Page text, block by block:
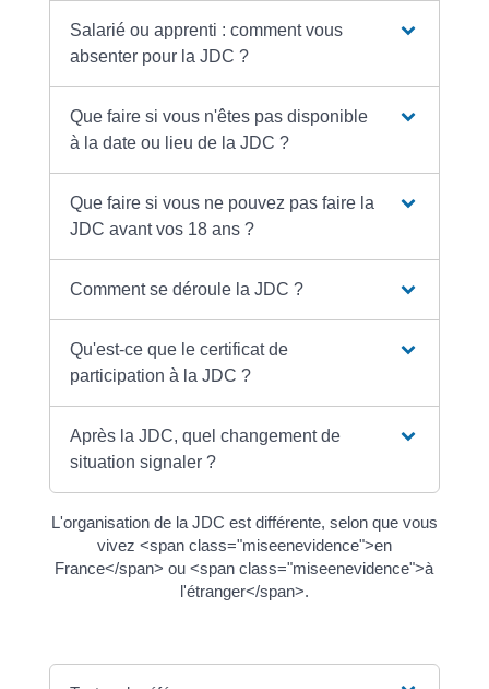
Salarié ou apprenti : comment vous
absenter pour la JDC ?
Que faire si vous n'êtes pas disponible
à la date ou lieu de la JDC ?
Que faire si vous ne pouvez pas faire la
JDC avant vos 18 ans ?
Comment se déroule la JDC ?
Qu'est-ce que le certificat de
participation à la JDC ?
Après la JDC, quel changement de
situation signaler ?
L'organisation de la JDC est différente, selon que vous
vivez <span class="miseenevidence">en
France</span> ou <span class="miseenevidence">à
l'étranger</span>.